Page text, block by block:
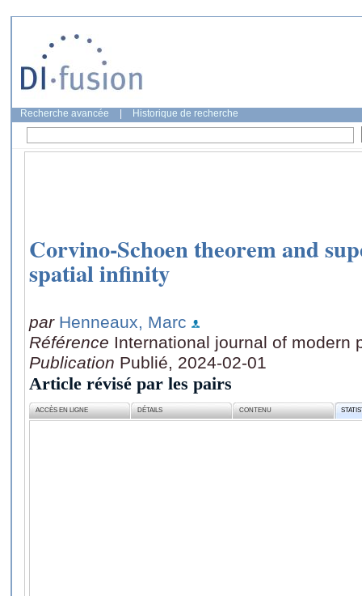
Recherche avancée Historique de recherche
Corvino-Schoen theorem and
spatial infinity
par Henneaux, Marc
Référence International journal of modern
Publication Publié, 2024-02-01
Article révisé par les pairs
ACCÈS EN LIGNE DÉTAILS CONTENU